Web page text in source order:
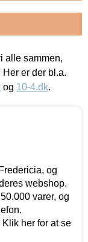
alle sammen,
er der bl.a.
og 10-4.dk.
og
webshop.
varer, og
her for at se